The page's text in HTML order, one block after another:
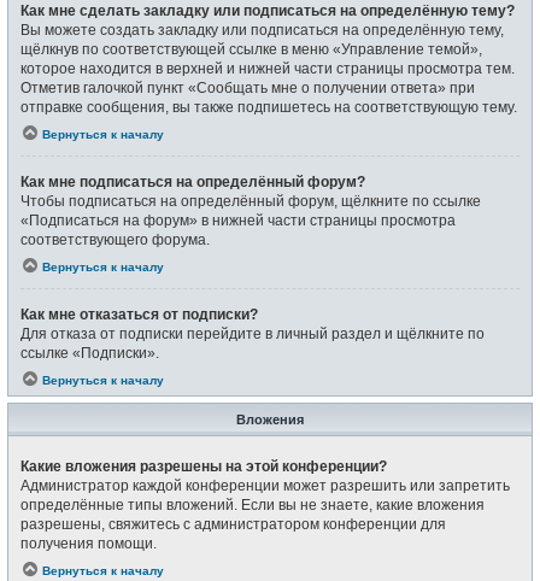
Как мне сделать закладку или подписаться на определённую тему?
Вы можете создать закладку или подписаться на определённую тему,
щёлкнув по соответствующей ссылке в меню «Управление темой»,
которое находится в верхней и нижней части страницы просмотра тем.
Отметив галочкой пункт «Сообщать мне о получении ответа» при
отправке сообщения, вы также подпишетесь на соответствующую тему.
Вернуться к началу
Как мне подписаться на определённый форум?
Чтобы подписаться на определённый форум, щёлкните по ссылке
«Подписаться на форум» в нижней части страницы просмотра
соответствующего форума.
Вернуться к началу
Как мне отказаться от подписки?
Для отказа от подписки перейдите в личный раздел и щёлкните по
ссылке «Подписки».
Вернуться к началу
Вложения
Какие вложения разрешены на этой конференции?
Администратор каждой конференции может разрешить или запретить
определённые типы вложений. Если вы не знаете, какие вложения
разрешены, свяжитесь с администратором конференции для
получения помощи.
Вернуться к началу